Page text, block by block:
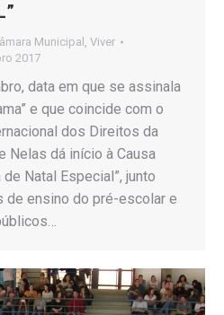
Municipal , Viver
2017
data em que se assinala
e que coincide com o
dos Direitos da
Nelas dá início à Causa
Natal Especial”, junto
ensino do pré-escolar e